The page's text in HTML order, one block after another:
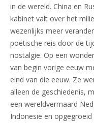
in de wereld. China en
kabinet valt over het
wezenlijks meer
poëtische reis door de
nostalgie. Op een
van begin vorige eeuw
eind van die eeuw. Ze
alleen de geschiedenis,
een wereldvermaard
Indonesië en